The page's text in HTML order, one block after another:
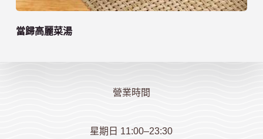
當歸高麗菜湯
營業時間
星期日 11:00–23:30